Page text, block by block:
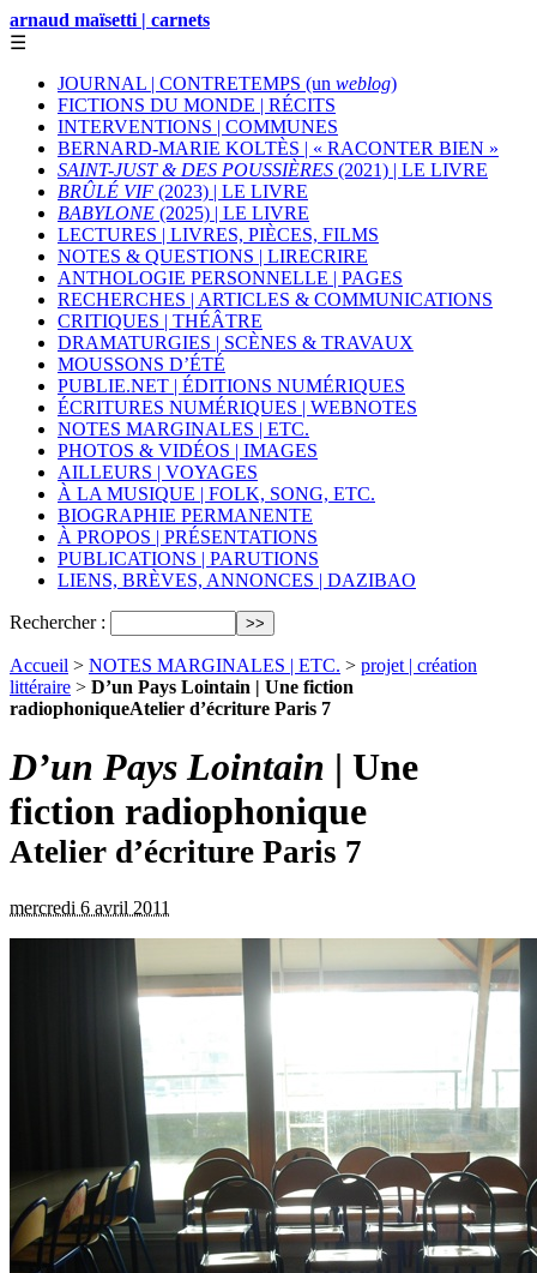
arnaud maïsetti | carnets
☰
JOURNAL | CONTRETEMPS (un weblog)
FICTIONS DU MONDE | RÉCITS
INTERVENTIONS | COMMUNES
BERNARD-MARIE KOLTÈS | « RACONTER BIEN »
SAINT-JUST & DES POUSSIÈRES (2021) | LE LIVRE
BRÛLÉ VIF (2023) | LE LIVRE
BABYLONE (2025) | LE LIVRE
LECTURES | LIVRES, PIÈCES, FILMS
NOTES & QUESTIONS | LIRECRIRE
ANTHOLOGIE PERSONNELLE | PAGES
RECHERCHES | ARTICLES & COMMUNICATIONS
CRITIQUES | THÉÂTRE
DRAMATURGIES | SCÈNES & TRAVAUX
MOUSSONS D’ÉTÉ
PUBLIE.NET | ÉDITIONS NUMÉRIQUES
ÉCRITURES NUMÉRIQUES | WEBNOTES
NOTES MARGINALES | ETC.
PHOTOS & VIDÉOS | IMAGES
AILLEURS | VOYAGES
À LA MUSIQUE | FOLK, SONG, ETC.
BIOGRAPHIE PERMANENTE
À PROPOS | PRÉSENTATIONS
PUBLICATIONS | PARUTIONS
LIENS, BRÈVES, ANNONCES | DAZIBAO
Rechercher :
Accueil > NOTES MARGINALES | ETC. > projet | création
littéraire > D’un Pays Lointain | Une fiction
radiophoniqueAtelier d’écriture Paris 7
D’un Pays Lointain | Une
fiction radiophonique
Atelier d’écriture Paris 7
mercredi 6 avril 2011